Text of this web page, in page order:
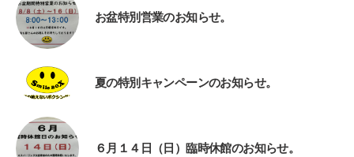
お盆特別営業のお知らせ。
夏の特別キャンペーンのお知らせ。
６月１４日（日）臨時休館のお知らせ。